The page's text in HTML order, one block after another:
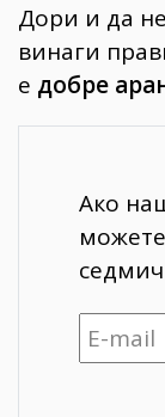
Дори и да
винаги
е добре
Ако